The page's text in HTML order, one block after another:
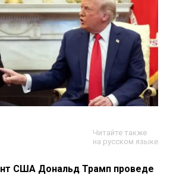
Читайте также
на русском языке
США Дональд Трамп проведе